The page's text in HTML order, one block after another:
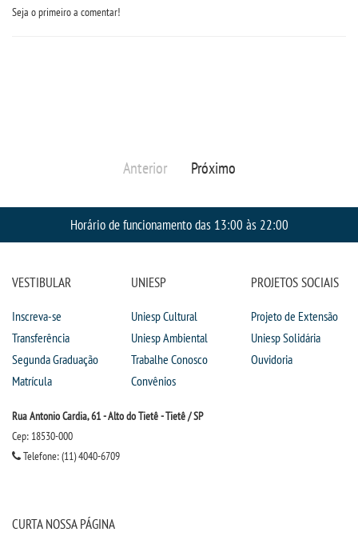
Seja o primeiro a comentar!
Anterior Próximo
Horário de funcionamento das 13:00 às 22:00
VESTIBULAR
Inscreva-se
Transferência
Segunda Graduação
Matrícula
UNIESP
Uniesp Cultural
Uniesp Ambiental
Trabalhe Conosco
Convênios
PROJETOS SOCIAIS
Projeto de Extensão
Uniesp Solidária
Ouvidoria
Rua Antonio Cardia, 61 - Alto do Tietê - Tietê / SP
Cep: 18530-000
Telefone: (11) 4040-6709
CURTA NOSSA PÁGINA